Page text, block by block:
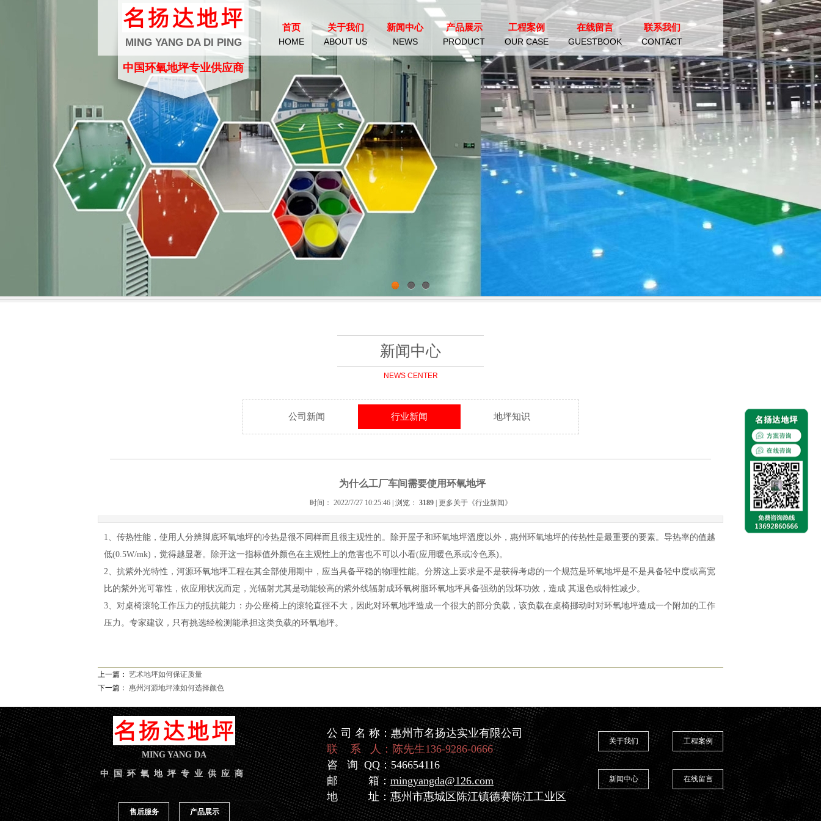
MING YANG DA DI PING
中国环氧地坪专业供应商
首页
HOME
关于我们
ABOUT US
新闻中心
NEWS
产品展示
PRODUCT
工程案例
OUR CASE
在线留言
GUESTBOOK
联系我们
CONTACT
新闻中心
NEWS CENTER
公司新闻 行业新闻 地坪知识
为什么工厂车间需要使用环氧地坪
时间： 2022/7/27 10:25:46 | 浏览： 3189| 更多关于《行业新闻 》
1、传热性能，使用人分辨脚底环氧地坪的冷热是很不同样而且很主观性的。除开屋子和环氧地坪溫度以外，惠州环氧地坪的传热性是最重要的要素。导热率的值越
低(0.5W/mk)，觉得越显著。除开这一指标值外颜色在主观性上的危害也不可以小看(应用暖色系或冷色系)。
2、抗紫外光特性，河源环氧地坪工程在其全部使用期中，应当具备平稳的物理性能。分辨这上要求是不是获得考虑的一个规范是环氧地坪是不是具备轻中度或高宽
比的紫外光可靠性，依应用状况而定，光辐射尤其是动能较高的紫外线辐射成环氧树脂环氧地坪具备强劲的毁坏功效，造成 其退色或特性减少。
3、对桌椅滚轮工作压力的抵抗能力：办公座椅上的滚轮直徑不大，因此对环氧地坪造成一个很大的部分负载，该负载在桌椅挪动时对环氧地坪造成一个附加的工作
压力。专家建议，只有挑选经检测能承担这类负载的环氧地坪。
上一篇： 艺术地坪如何保证质量
下一篇： 惠州河源地坪漆如何选择颜色
MING YANG DA
中国环氧地坪专业供应商
售后服务 产品展示
关于我们 工程案例
新闻中心 在线留言
公 司 名 称：惠州市名扬达实业有限公司
联 系 人：陈先生136-9286-0666
咨 询 QQ：546654116
邮 箱：mingyangda@126.com
地 址：惠州市惠城区陈江镇德赛陈江工业区